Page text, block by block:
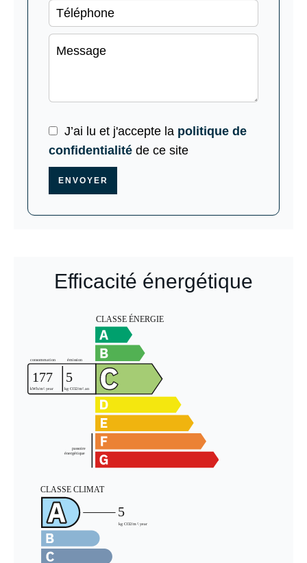
J’ai lu et j'accepte la politique de
confidentialité de ce site
ENVOYER
Efficacité énergétique